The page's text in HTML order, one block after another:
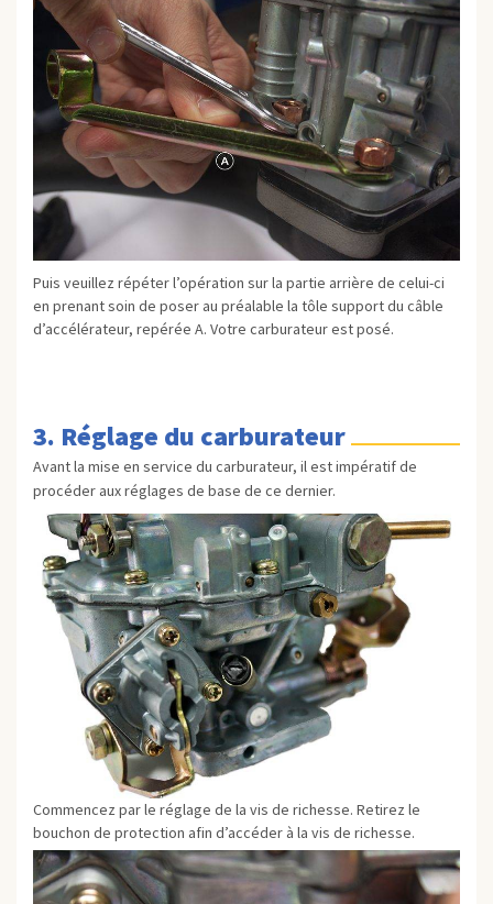
Puis veuillez répéter l’opération sur la partie arrière de celui-ci
en prenant soin de poser au préalable la tôle support du câble
d’accélérateur, repérée A. Votre carburateur est posé.
3. Réglage du carburateur
Avant la mise en service du carburateur, il est impératif de
procéder aux réglages de base de ce dernier.
Commencez par le réglage de la vis de richesse. Retirez le
bouchon de protection afin d’accéder à la vis de richesse.